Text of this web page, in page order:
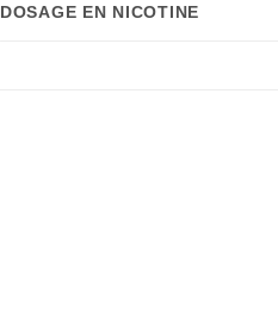
DOSAGE EN NICOTINE